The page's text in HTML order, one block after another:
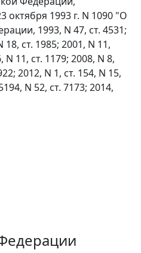
1993 г. N 1090 "О
1993, N 47, ст. 4531;
ст. 1985; 2001, N 11,
N 11, ст. 1179; 2008, N 8,
2012, N 1, ст. 154, N 15,
N 52, ст. 7173; 2014,